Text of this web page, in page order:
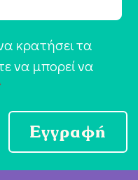
κρατήσει τα
να μπορεί να
Εγγραφή